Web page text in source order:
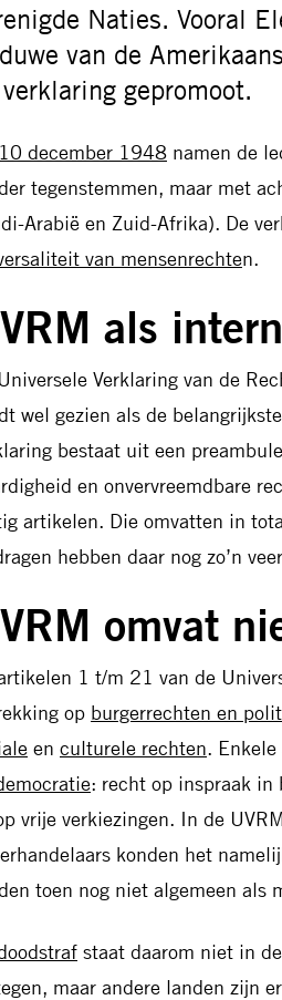
Naties. Vooral
van de
gepromoot.
10 december 1948 namen de
tegenstemmen, maar met
Arabië en Zuid-Afrika). De
van mensenrechten.
als
Verklaring van de
wel gezien als de
bestaat uit een
en onvervreemdbare
artikelen. Die omvatten in
hebben daar nog zo’n
omvat
1 t/m 21 van de
op burgerrechten en
en culturele rechten. Enkele
: recht op inspraak in
vrije verkiezingen. In de
konden het
toen nog niet algemeen als
staat daarom niet in
maar andere landen zijn